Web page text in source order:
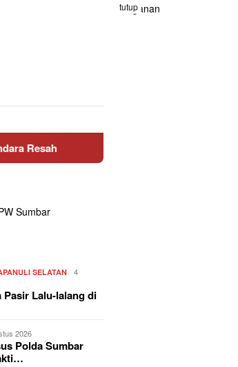
tutup
Ditreskrimsus Polda Sumbar Ungkap
SELATAN
4
Pasir Lalu-lalang di
2026
Polda Sumbar